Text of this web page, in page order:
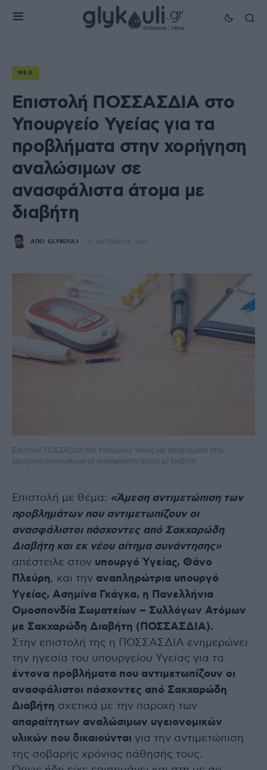
ΝΈΑ
Επιστολή ΠΟΣΣΑΣΔΙΑ στο
Υπουργείο Υγείας για τα
προβλήματα στην χορήγηση
αναλώσιμων σε
ανασφάλιστα άτομα με
διαβήτη
ΑΠΌ GLYKOULI 11 ΟΚΤΩΒΡΊΟΥ, 2021
Επιστολή ΠΟΣΣΑΣΔΙΑ στο Υπουργείο Υγείας για προβλήματα στην
χορήγηση αναλώσιμων σε ανασφάλιστα άτομα με διαβήτη
Επιστολή με θέμα: «Άμεση αντιμετώπιση των
προβλημάτων που αντιμετωπίζουν οι
ανασφάλιστοι πάσχοντες από Σακχαρώδη
Διαβήτη και εκ νέου αίτημα συνάντησης»
απέστειλε στον υπουργό Υγείας, Θάνο
Πλεύρη, και την αναπληρώτρια υπουργό
Υγείας, Ασημίνα Γκάγκα, η Πανελλήνια
Ομοσπονδία Σωματείων – Συλλόγων Ατόμων
με Σακχαρώδη Διαβήτη (ΠΟΣΣΑΣΔΙΑ).
Στην επιστολή της η ΠΟΣΣΑΣΔΙΑ ενημερώνει
την ηγεσία του υπουργείου Υγείας για τα
έντονα προβλήματα που αντιμετωπίζουν οι
ανασφάλιστοι πάσχοντες από Σακχαρώδη
Διαβήτη σχετικά με την παροχή των
απαραίτητων αναλώσιμων υγειονομικών
υλικών που δικαιούνται για την αντιμετώπιση
της σοβαρής χρόνιας πάθησής τους.